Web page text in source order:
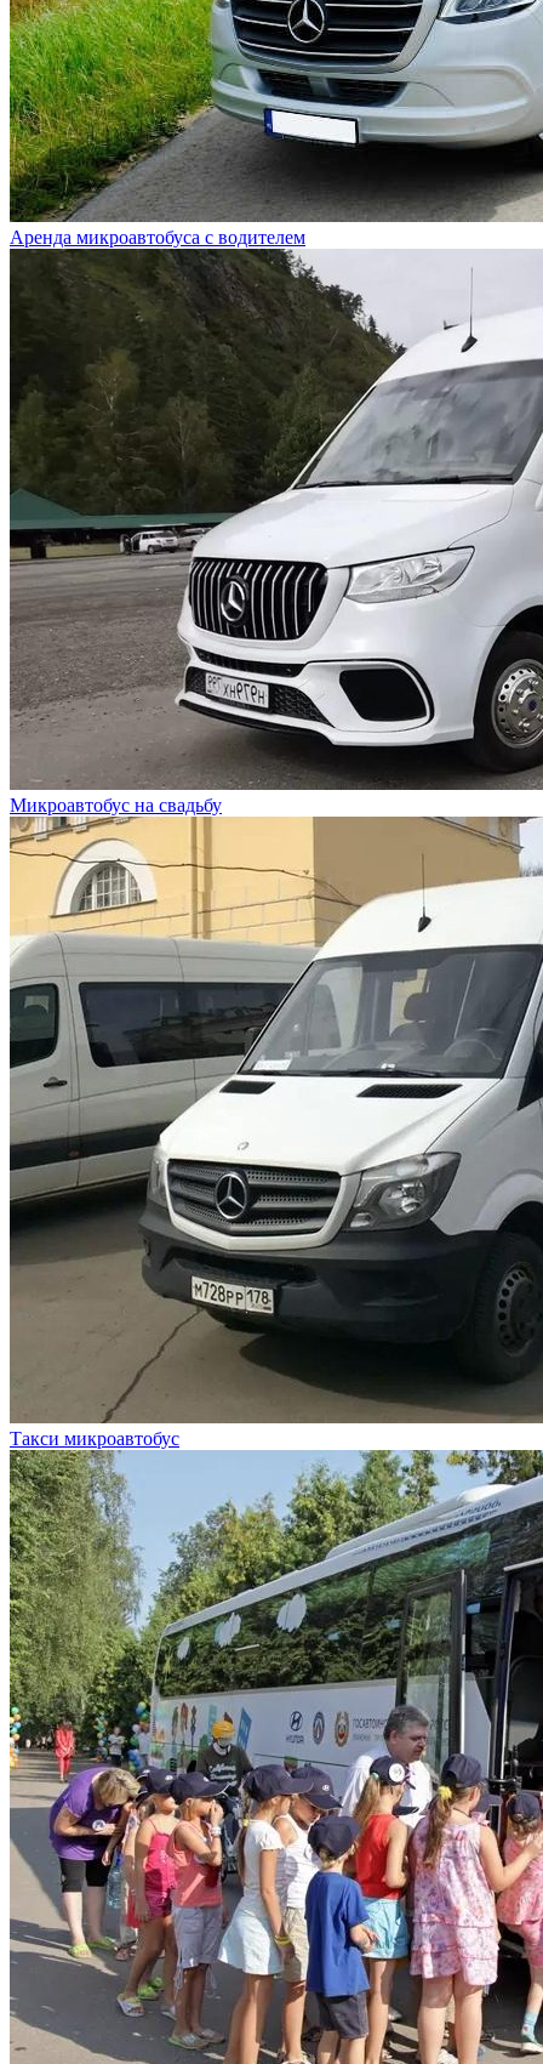
Аренда микроавтобуса с водителем
Микроавтобус на свадьбу
Такси микроавтобус